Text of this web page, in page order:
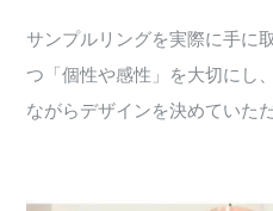
サンプルリングを実際に手に
つ「個性や感性」を大切にし
ながらデザインを決めていた